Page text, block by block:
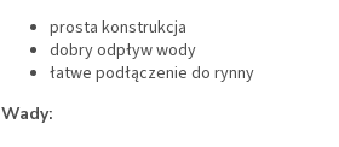
prosta konstrukcja
dobry odpływ wody
łatwe podłączenie do rynny
Wady: